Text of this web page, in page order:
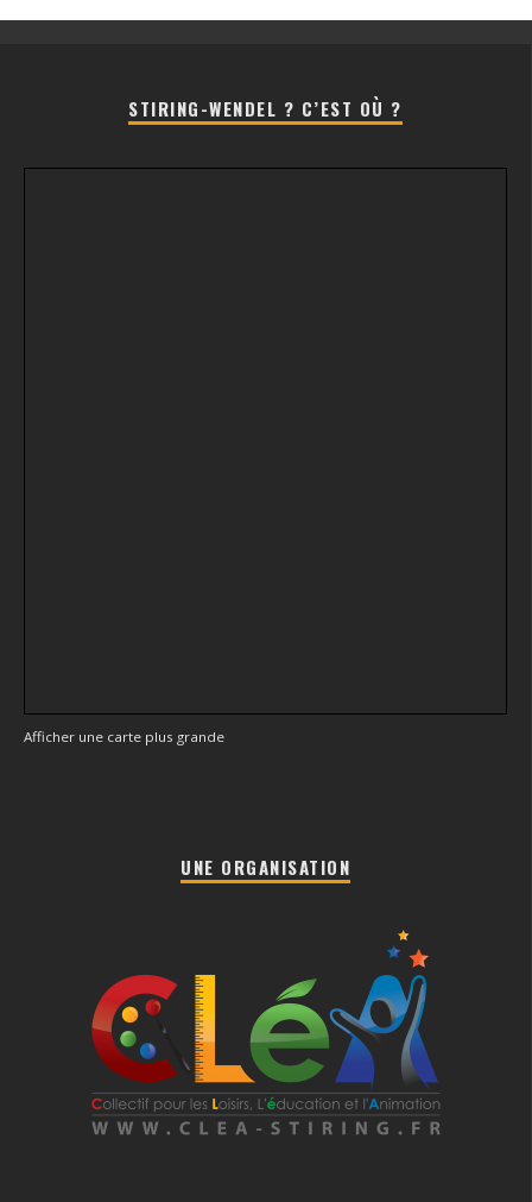
STIRING-WENDEL ? C’EST OÙ ?
Afficher une carte plus grande
UNE ORGANISATION